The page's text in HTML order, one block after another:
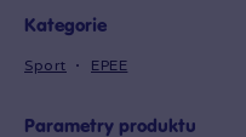
Kategorie
Sport EPEE
Parametry produktu